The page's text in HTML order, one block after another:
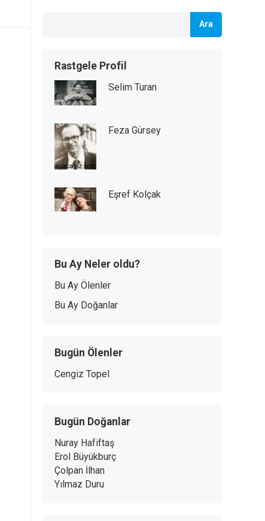
Ara
Rastgele Profil
Selim Turan
Feza Gürsey
Eşref Kolçak
Bu Ay Neler oldu?
Bu Ay Ölenler
Bu Ay Doğanlar
Bugün Ölenler
Cengiz Topel
Bugün Doğanlar
Nuray Hafiftaş
Erol Büyükburç
Çolpan İlhan
Yılmaz Duru